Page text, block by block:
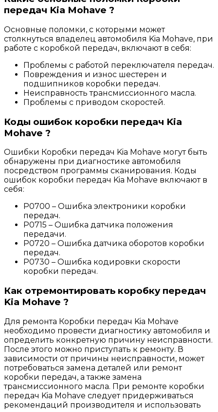
передач Kia Mohave ?
Основные поломки, с которыми может
столкнуться владелец автомобиля Kia Mohave, при
работе с коробкой передач, включают в себя:
Проблемы с работой переключателя передач.
Повреждения и износ шестерен и
подшипников коробки передач.
Неисправность трансмиссионного масла.
Проблемы с приводом скоростей.
Коды ошибок коробки передач Kia
Mohave ?
Ошибки Коробки передач Kia Mohave могут быть
обнаружены при диагностике автомобиля
посредством программы сканирования. Коды
ошибок коробки передач Kia Mohave включают в
себя:
P0700 – Ошибка электроники коробки
передач.
P0715 – Ошибка датчика положения
передачи.
P0720 – Ошибка датчика оборотов коробки
передач.
P0730 – Ошибка кодировки скорости
коробки передач.
Как отремонтировать коробку передач
Kia Mohave ?
Для ремонта Коробки передач Kia Mohave
необходимо провести диагностику автомобиля и
определить конкретную причину неисправности.
После этого можно приступать к ремонту. В
зависимости от причины неисправности, может
потребоваться замена деталей или ремонт
коробки передач, а также замена
трансмиссионного масла. При ремонте коробки
передач Kia Mohave следует придерживаться
рекомендаций производителя и использовать